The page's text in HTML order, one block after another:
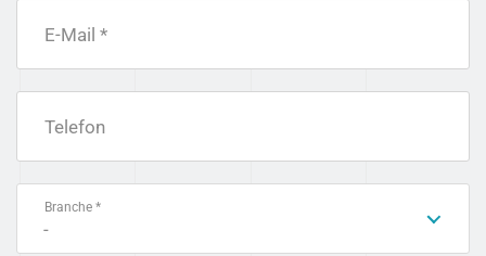
E-Mail *
Telefon
Branche *
-